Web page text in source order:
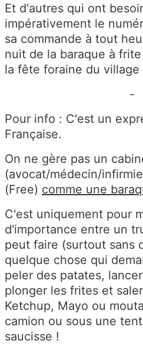
Et d'autres qui ont
impérativement le
sa commande à tout
nuit de la baraque à
la fête foraine du village
-
Pour info : C'est un
Française.
On ne gère pas un
(avocat/médecin/
(Free) comme une
C'est uniquement pour
d'importance entre un
peut faire (surtout sans
quelque chose qui
peler des patates,
plonger les frites et
Ketchup, Mayo ou
camion ou sous une
saucisse !